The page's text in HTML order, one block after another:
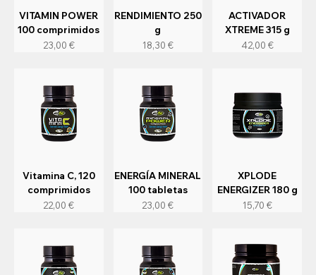
VITAMIN POWER
100 comprimidos
Precio
23,00 €
RENDIMIENTO 250
g
Precio
18,30 €
ACTIVADOR
XTREME 315 g
Precio
42,00 €
Vitamina C, 120
comprimidos
Precio
22,00 €
ENERGÍA MINERAL
100 tabletas
Precio
23,00 €
XPLODE
ENERGIZER 180 g
Precio
15,70 €